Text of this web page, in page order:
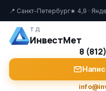
📍 Санкт-Петербург★ 4,9 ·
ТД
ИнвестМет
8